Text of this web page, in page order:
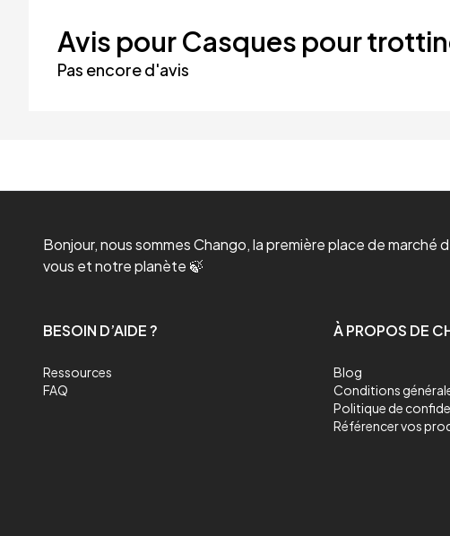
Avis pour Casques pour
Pas encore d'avis
Bonjour, nous sommes Chango, la première place de
vous et notre planète 🍃
BESOIN D’AIDE ?
Ressources
FAQ
À PROPOS DE
Blog
Conditions
Politique de
Référencer vos